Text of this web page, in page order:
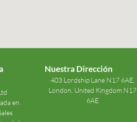
en
Nuestra Dirección
403 Lordship Lane N17 6AE,
London, United Kingdom N17
6AE